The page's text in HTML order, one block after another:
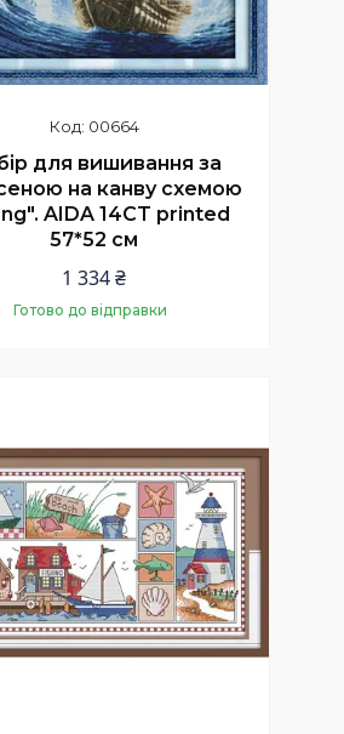
00664
для вишивання за
на канву схемою
AIDA 14CT printed
57*52 см
1 334 ₴
Готово до відправки